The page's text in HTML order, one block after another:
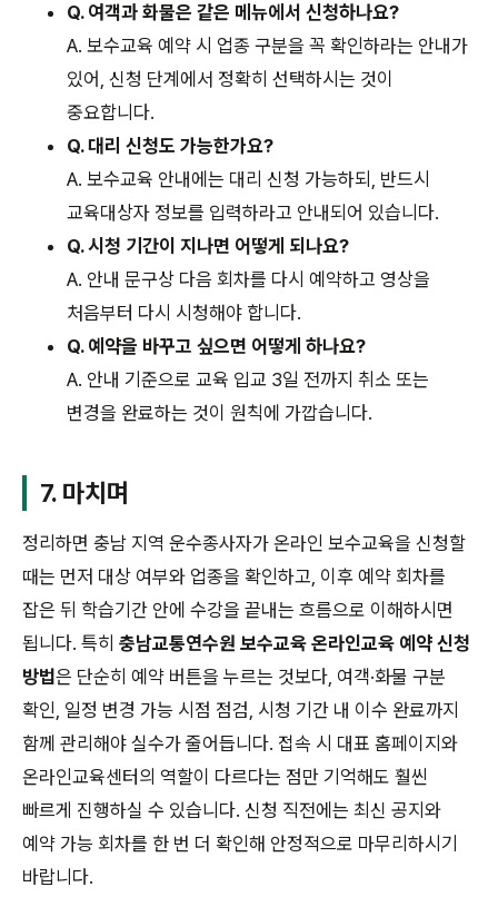
Q. 여객과 화물은 같은 메뉴에서 신청하나요?
A. 보수교육 예약 시 업종 구분을 꼭 확인하라는 안내가
있어, 신청 단계에서 정확히 선택하시는 것이
중요합니다.
Q. 대리 신청도 가능한가요?
A. 보수교육 안내에는 대리 신청 가능하되, 반드시
교육대상자 정보를 입력하라고 안내되어 있습니다.
Q. 시청 기간이 지나면 어떻게 되나요?
A. 안내 문구상 다음 회차를 다시 예약하고 영상을
처음부터 다시 시청해야 합니다.
Q. 예약을 바꾸고 싶으면 어떻게 하나요?
A. 안내 기준으로 교육 입교 3일 전까지 취소 또는
변경을 완료하는 것이 원칙에 가깝습니다.
7. 마치며
정리하면 충남 지역 운수종사자가 온라인 보수교육을 신청할
때는 먼저 대상 여부와 업종을 확인하고, 이후 예약 회차를
잡은 뒤 학습기간 안에 수강을 끝내는 흐름으로 이해하시면
됩니다. 특히 충남교통연수원 보수교육 온라인교육 예약 신청
방법은 단순히 예약 버튼을 누르는 것보다, 여객·화물 구분
확인, 일정 변경 가능 시점 점검, 시청 기간 내 이수 완료까지
함께 관리해야 실수가 줄어듭니다. 접속 시 대표 홈페이지와
온라인교육센터의 역할이 다르다는 점만 기억해도 훨씬
빠르게 진행하실 수 있습니다. 신청 직전에는 최신 공지와
예약 가능 회차를 한 번 더 확인해 안정적으로 마무리하시기
바랍니다.